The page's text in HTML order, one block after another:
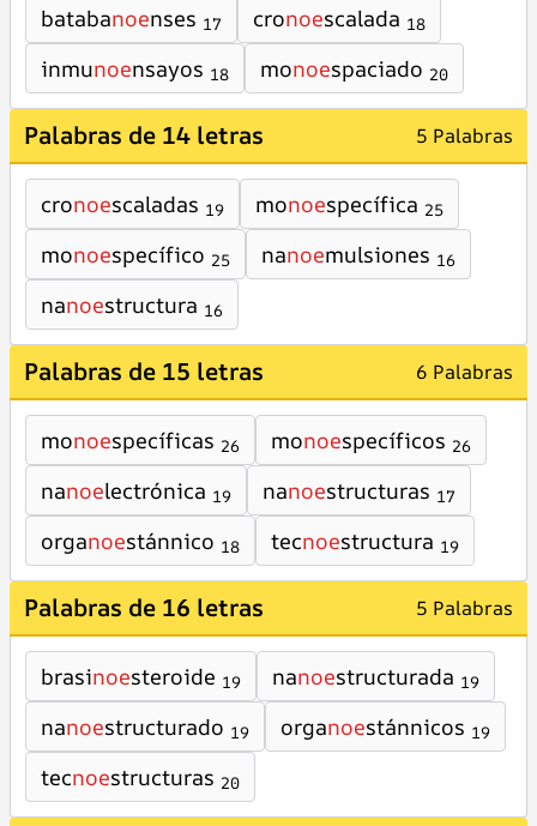
batabanoenses 17 cronoescalada 18
inmunoensayos 18 monoespaciado 20
Palabras de 14 letras 5 Palabras
cronoescaladas 19 monoespecífica 25
monoespecífico 25 nanoemulsiones 16
nanoestructura 16
Palabras de 15 letras 6 Palabras
monoespecíficas 26 monoespecíficos 26
nanoelectrónica 19 nanoestructuras 17
organoestánnico 18 tecnoestructura 19
Palabras de 16 letras 5 Palabras
brasinoesteroide 19 nanoestructurada 19
nanoestructurado 19 organoestánnicos 19
tecnoestructuras 20